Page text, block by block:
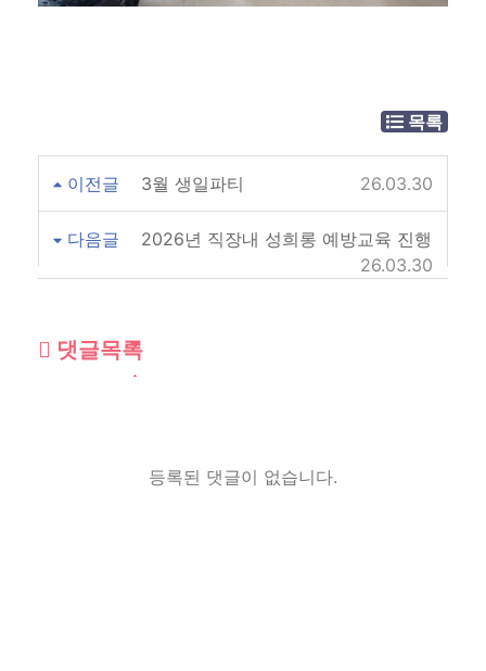
목록
이전글 3월 생일파티 26.03.30
다음글
2026년 직장내 성희롱 예방교육 진행
26.03.30
댓글목록
등록된 댓글이 없습니다.